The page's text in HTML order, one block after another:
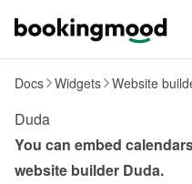
Docs Widgets Website
Duda
You can embed
website builder Duda.